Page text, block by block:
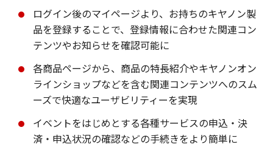
ログイン後のマイページより、お持ちのキヤノン製
品を登録することで、登録情報に合わせた関連コン
テンツやお知らせを確認可能に
各商品ページから、商品の特長紹介やキヤノンオン
ラインショップなどを含む関連コンテンツへのスム
ーズで快適なユーザビリティーを実現
イベントをはじめとする各種サービスの申込・決
済・申込状況の確認などの手続きをより簡単に